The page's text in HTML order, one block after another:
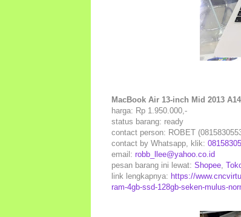
MacBook Air 13-inch Mid 2013
harga: Rp 1.950.000,-
status barang: ready
contact person: ROBET
contact by Whatsapp, klik:
email: robb_llee@yahoo.co.id
pesan barang ini lewat: Shopee
link lengkapnya: https://
ram-4gb-ssd-128gb-seken-mulus-